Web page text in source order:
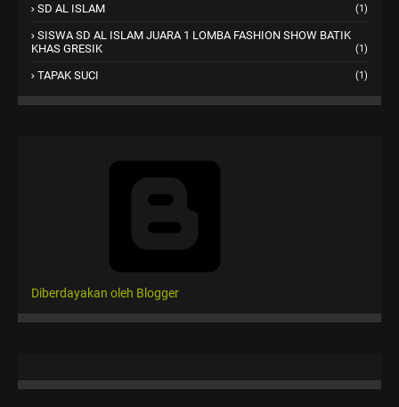
SD AL ISLAM (1)
SISWA SD AL ISLAM JUARA 1 LOMBA FASHION SHOW BATIK
KHAS GRESIK
(1)
TAPAK SUCI (1)
Diberdayakan oleh Blogger